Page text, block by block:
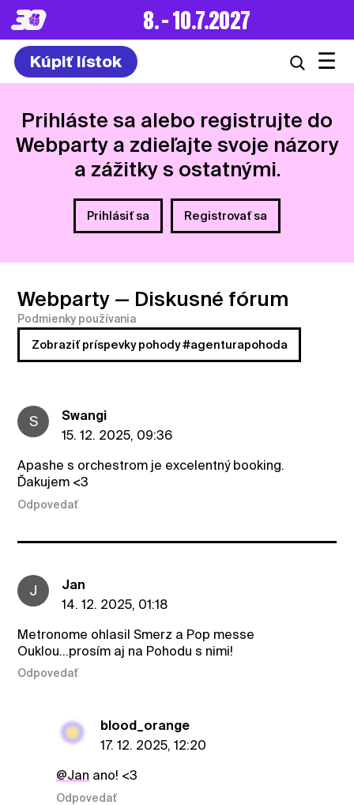
8. – 10.7.2027
Kúpiť lístok ☰
Prihláste sa alebo registrujte do
Webparty a zdieľajte svoje názory
a zážitky s ostatnými.
Prihlásiť sa Registrovať sa
Webparty — Diskusné fórum
Podmienky používania
Zobraziť príspevky pohody #agenturapohoda
S
Swangi
15. 12. 2025, 09:36
Apashe s orchestrom je excelentný booking.
Ďakujem <3
Odpovedať
J
Jan
14. 12. 2025, 01:18
Metronome ohlasil Smerz a Pop messe
Ouklou...prosím aj na Pohodu s nimi!
Odpovedať
blood_orange
17. 12. 2025, 12:20
@Jan ano! <3
Odpovedať